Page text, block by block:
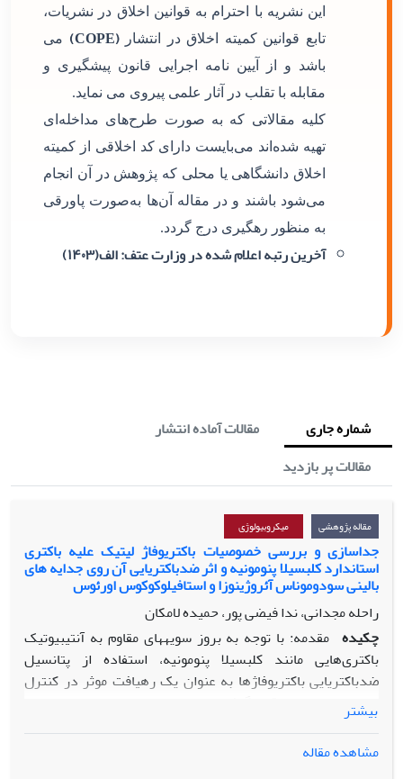
این نشریه با احترام به قوانین اخلاق در نشریات،
تابع قوانین کمیته اخلاق در انتشار(COPE)
می
باشد و از آیین نامه اجرایی قانون پیشگیری و
مقابله با تقلب در آثار علمی پیروی می نماید.
کلیه مقالاتی که به صورت طرح‌های مداخله‌ای
تهیه شده‌اند می‌بایست دارای کد اخلاقی از کمیته
اخلاق دانشگاهی یا محلی که پژوهش در آن انجام
می‌شود باشند و در مقاله آن‌ها به‌صورت پاورقی
به منظور رهگیری درج گردد.
آخرین رتبه اعلام شده در وزارت عتف: الف(۱۴۰۳)
شماره جاری
مقالات آماده انتشار
مقالات پر بازدید
مقاله پژوهشی میکروبیولوژی
جداسازی و بررسی خصوصیات باکتریوفاژ لیتیک علیه باکتری
استاندارد کلبسیلا پنومونیه و اثر ضدباکتریایی آن روی جدایه های
بالینی سودوموناس آئروژینوزا و استافیلوکوکوس اورئوس
راحله مجدانی، ندا فیضی پور، حمیده لامکان
چکیده مقدمه: با توجه به بروز سویه­های مقاوم به آنتی­بیوتیک
باکتری‌هایی مانند کلبسیلا پنومونیه، استفاده از پتانسیل
ضدباکتریایی باکتریوفاژها به­ عنوان یک رهیافت­ موثر در کنترل
عفونت­ها مورد توجه قرار گرفته است.
مواد و روش­ها: پس از جداسازی باکتریوفاژ لیتیک (
بیشتر
مشاهده مقاله